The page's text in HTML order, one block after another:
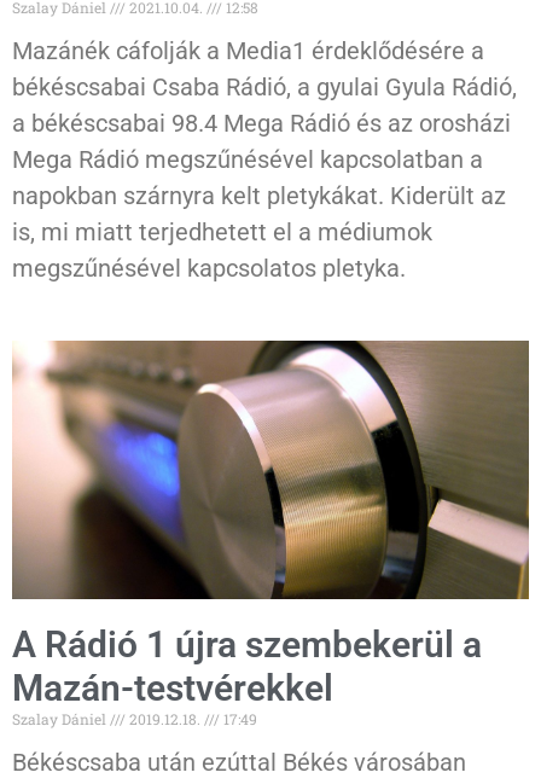
Szalay Dániel 2021.10.04. 12:58
Mazánék cáfolják a Media1 érdeklődésére a
békéscsabai Csaba Rádió, a gyulai Gyula Rádió,
a békéscsabai 98.4 Mega Rádió és az orosházi
Mega Rádió megszűnésével kapcsolatban a
napokban szárnyra kelt pletykákat. Kiderült az
is, mi miatt terjedhetett el a médiumok
megszűnésével kapcsolatos pletyka.
A Rádió 1 újra szembekerül a
Mazán-testvérekkel
Szalay Dániel 2019.12.18. 17:49
Békéscsaba után ezúttal Békés városában